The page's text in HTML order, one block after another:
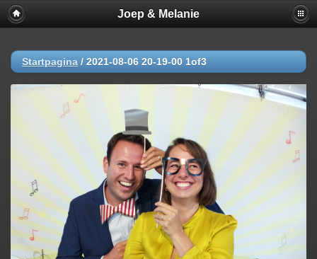
Joep & Melanie
Startpagina / 2021-08-06 20-19-00 1of3